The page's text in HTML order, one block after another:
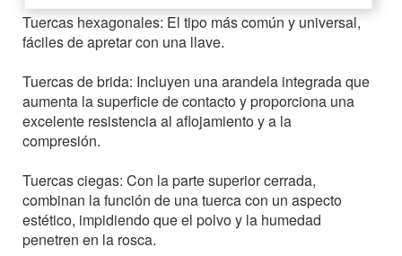
Tuercas hexagonales: El tipo más común y universal,
fáciles de apretar con una llave.
Tuercas de brida: Incluyen una arandela integrada que
aumenta la superficie de contacto y proporciona una
excelente resistencia al aflojamiento y a la
compresión.
Tuercas ciegas: Con la parte superior cerrada,
combinan la función de una tuerca con un aspecto
estético, impidiendo que el polvo y la humedad
penetren en la rosca.